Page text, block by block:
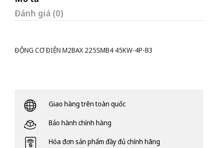
Đánh giá (0)
ĐỘNG CƠ ĐIỆN M2BAX 225SMB4 45KW-4P-B3
Giao hàng trên toàn quốc
Bảo hành chính hàng
Hóa đơn sản phẩm đầy đủ chính hãng